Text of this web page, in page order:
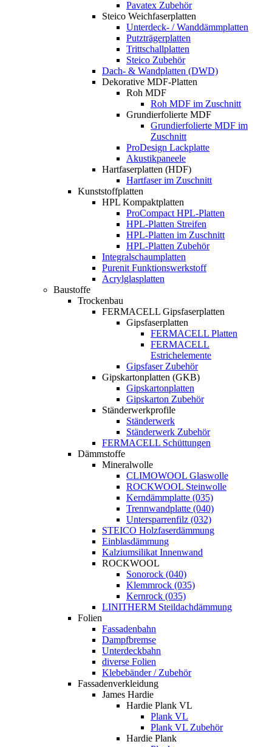
Pavatex Zubehör
Steico Weichfaserplatten
Unterdeck- / Wanddämmplatten
Putzträgerplatten
Trittschallplatten
Steico Zubehör
Dach- & Wandplatten (DWD)
Dekorative MDF-Platten
Roh MDF
Roh MDF im Zuschnitt
Grundierfolierte MDF
Grundierfolierte MDF im
Zuschnitt
ProDesign Lackplatte
Akustikpaneele
Hartfaserplatten (HDF)
Hartfaser im Zuschnitt
Kunststoffplatten
HPL Kompaktplatten
ProCompact HPL-Platten
HPL-Platten Streifen
HPL-Platten im Zuschnitt
HPL-Platten Zubehör
Integralschaumplatten
Purenit Funktionswerkstoff
Acrylglasplatten
Baustoffe
Trockenbau
FERMACELL Gipsfaserplatten
Gipsfaserplatten
FERMACELL Platten
FERMACELL
Estrichelemente
Gipsfaser Zubehör
Gipskartonplatten (GKB)
Gipskartonplatten
Gipskarton Zubehör
Ständerwerkprofile
Ständerwerk
Ständerwerk Zubehör
FERMACELL Schüttungen
Dämmstoffe
Mineralwolle
CLIMOWOOL Glaswolle
ROCKWOOL Steinwolle
Kerndämmplatte (035)
Trennwandplatte (040)
Untersparrenfilz (032)
STEICO Holzfaserdämmung
Einblasdämmung
Kalziumsilikat Innenwand
ROCKWOOL
Sonorock (040)
Klemmrock (035)
Kernrock (035)
LINITHERM Steildachdämmung
Folien
Fassadenbahn
Dampfbremse
Unterdeckbahn
diverse Folien
Klebebänder / Zubehör
Fassadenverkleidung
James Hardie
Hardie Plank VL
Plank VL
Plank VL Zubehör
Hardie Plank